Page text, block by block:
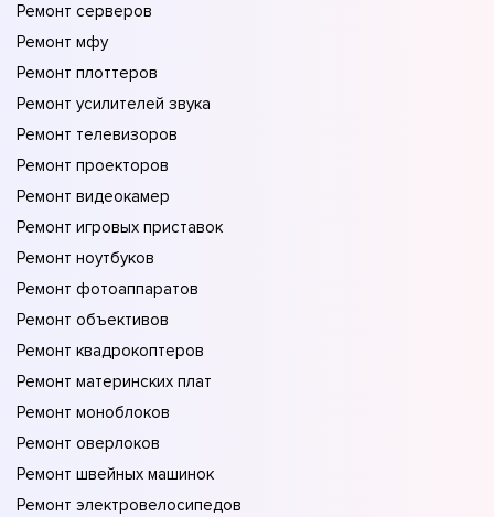
Ремонт серверов
Ремонт мфу
Ремонт плоттеров
Ремонт усилителей звука
Ремонт телевизоров
Ремонт проекторов
Ремонт видеокамер
Ремонт игровых приставок
Ремонт ноутбуков
Ремонт фотоаппаратов
Ремонт объективов
Ремонт квадрокоптеров
Ремонт материнских плат
Ремонт моноблоков
Ремонт оверлоков
Ремонт швейных машинок
Ремонт электровелосипедов